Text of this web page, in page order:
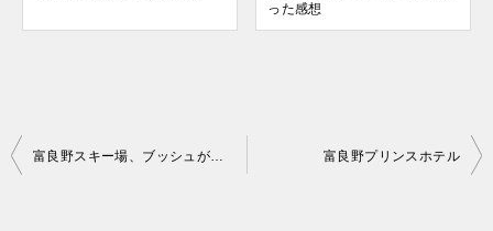
った感想
投
富良野スキー場、ブッシュが、、 富良野プリンスホテル